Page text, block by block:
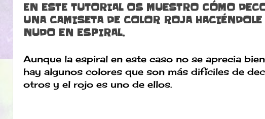
EN ESTE TUTORIAL OS MUESTRO CÓMO
UNA CAMISETA DE COLOR ROJA
NUDO EN ESPIRAL.
Aunque la espiral en este caso no se aprecia
hay algunos colores que son más difíciles de
otros y el rojo es uno de ellos.